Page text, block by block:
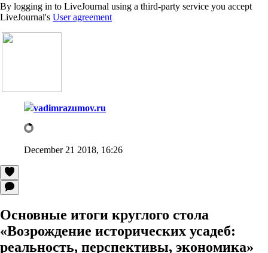
By logging in to LiveJournal using a third-party service you accept
LiveJournal's User agreement
vadimrazumov.ru
December 21 2018, 16:26
Основные итоги круглого стола
«Возрождение исторических усадеб:
реальность, перспективы, экономика»